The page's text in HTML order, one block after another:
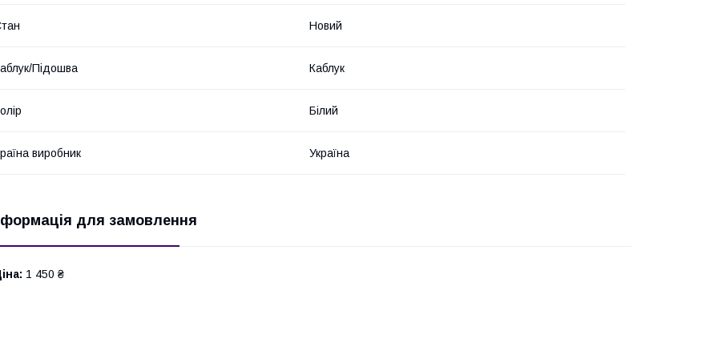
Новий
Підошва Каблук
Білий
виробник Україна
для замовлення
1 450 ₴